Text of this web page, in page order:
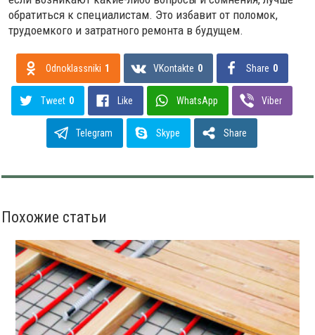
обратиться к специалистам. Это избавит от поломок,
трудоемкого и затратного ремонта в будущем.
Odnoklassniki 1 VKontakte 0 Share 0
Tweet 0 Like WhatsApp Viber
Telegram Skype Share
Похожие статьи